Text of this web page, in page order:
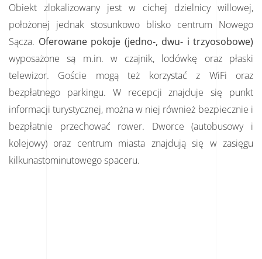
Obiekt zlokalizowany jest w cichej dzielnicy willowej,
położonej jednak stosunkowo blisko centrum Nowego
Sącza. Oferowane pokoje (jedno-, dwu- i trzyosobowe)
wyposażone są m.in. w czajnik, lodówkę oraz płaski
telewizor. Goście mogą też korzystać z WiFi oraz
bezpłatnego parkingu. W recepcji znajduje się punkt
informacji turystycznej, można w niej również bezpiecznie i
bezpłatnie przechować rower. Dworce (autobusowy i
kolejowy) oraz centrum miasta znajdują się w zasięgu
kilkunastominutowego spaceru.